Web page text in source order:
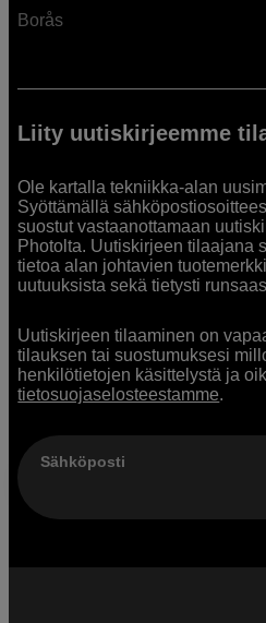
Borås
Liity uutiskirjeemme
Ole kartalla tekniikka-alan
Syöttämällä
suostut vastaanottamaan
Photolta. Uutiskirjeen tilaajana
tietoa alan johtavien
uutuuksista sekä tietysti
Uutiskirjeen tilaaminen on
tilauksen tai suostumuksesi
henkilötietojen käsittelystä ja
tietosuojaselosteestamme.
Sähköposti